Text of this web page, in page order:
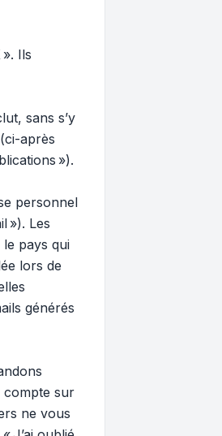
Ils
sans s’y
après
»).
personnel
»). Les
pays qui
lors de
générés
compte sur
ne vous